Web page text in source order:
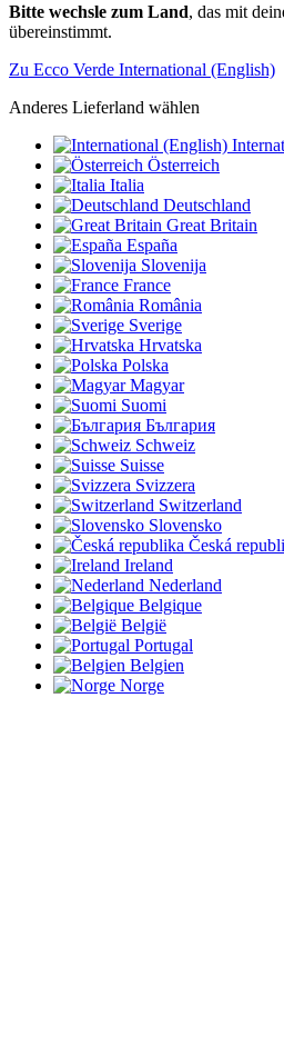
Bitte wechsle zum Land, das mit
übereinstimmt.
Zu Ecco Verde International (English)
Anderes Lieferland wählen
Österreich
Italia
Deutschland
Great Britain
España
Slovenija
France
România
Sverige
Hrvatska
Polska
Magyar
Suomi
България
Schweiz
Suisse
Svizzera
Switzerland
Slovensko
Česká
Ireland
Nederland
Belgique
België
Portugal
Belgien
Norge